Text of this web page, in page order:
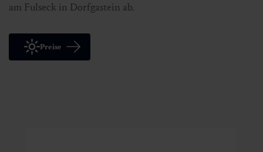
am Fulseck in Dorfgastein ab.
Preise